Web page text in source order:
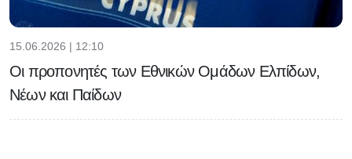
15.06.2026 | 12:10
Οι προπονητές των Εθνικών Ομάδων Ελπίδων,
Νέων και Παίδων